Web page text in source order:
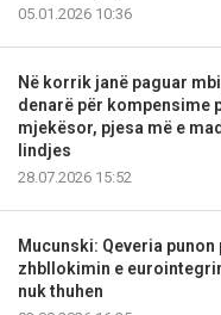
05.01.2026 10:36
Në korrik janë paguar
denarë për kompensime
mjekësor, pjesa më e
lindjes
28.07.2026 15:52
Mucunski: Qeveria punon
zhbllokimin e
nuk thuhen